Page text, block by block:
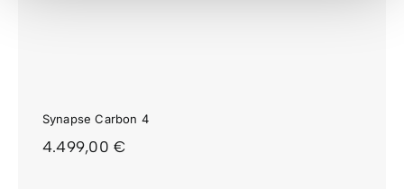
Synapse Carbon 4
4.499,00€